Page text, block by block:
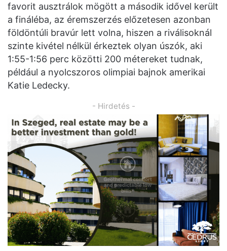
favorit ausztrálok mögött a második idővel került
a fináléba, az éremszerzés előzetesen azonban
földöntúli bravúr lett volna, hiszen a riválisoknál
szinte kivétel nélkül érkeztek olyan úszók, aki
1:55-1:56 perc közötti 200 métereket tudnak,
például a nyolcszoros olimpiai bajnok amerikai
Katie Ledecky.
- Hirdetés -